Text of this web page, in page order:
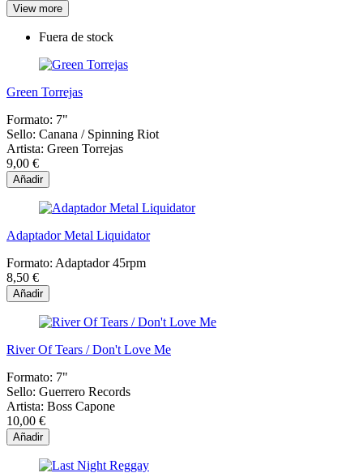
View more
Fuera de stock
Green Torrejas
Formato: 7"
Sello: Canana / Spinning Riot
Artista: Green Torrejas
9,00 €
Añadir
Adaptador Metal Liquidator
Formato: Adaptador 45rpm
8,50 €
Añadir
River Of Tears / Don't Love Me
Formato: 7"
Sello: Guerrero Records
Artista: Boss Capone
10,00 €
Añadir